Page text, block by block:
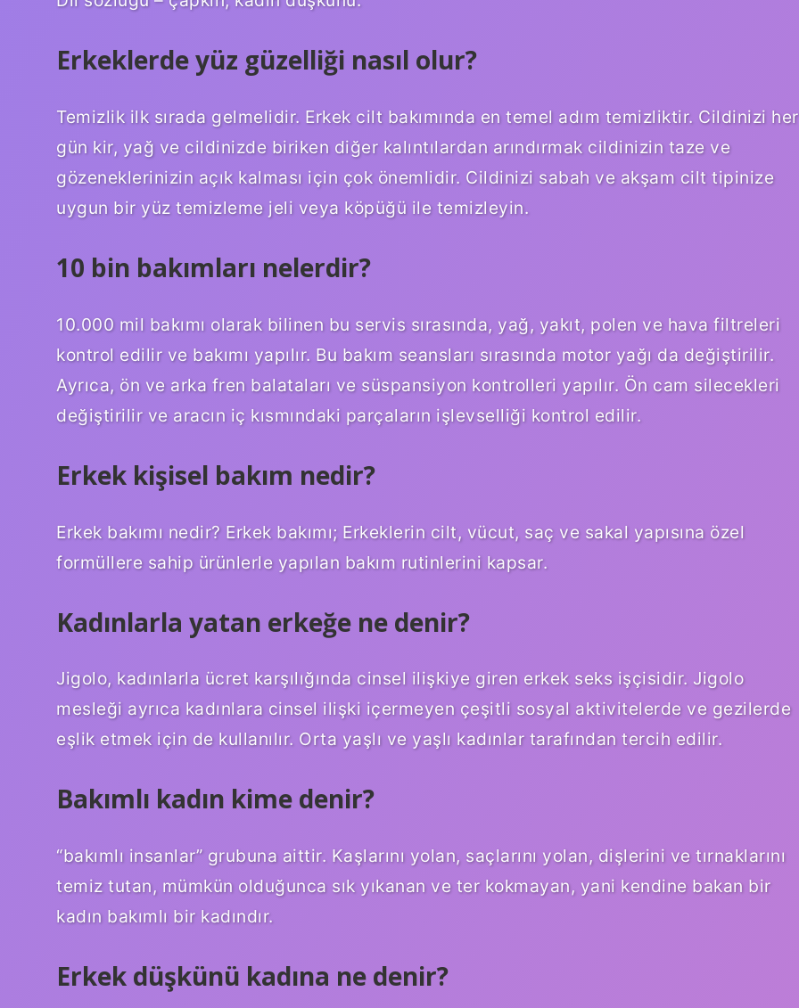
Erkeklerde yüz güzelliği nasıl olur?
Temizlik ilk sırada gelmelidir. Erkek cilt bakımında en temel adım temizliktir. Cildinizi her
gün kir, yağ ve cildinizde biriken diğer kalıntılardan arındırmak cildinizin taze ve
gözeneklerinizin açık kalması için çok önemlidir. Cildinizi sabah ve akşam cilt tipinize
uygun bir yüz temizleme jeli veya köpüğü ile temizleyin.
10 bin bakımları nelerdir?
10.000 mil bakımı olarak bilinen bu servis sırasında, yağ, yakıt, polen ve hava filtreleri
kontrol edilir ve bakımı yapılır. Bu bakım seansları sırasında motor yağı da değiştirilir.
Ayrıca, ön ve arka fren balataları ve süspansiyon kontrolleri yapılır. Ön cam silecekleri
değiştirilir ve aracın iç kısmındaki parçaların işlevselliği kontrol edilir.
Erkek kişisel bakım nedir?
Erkek bakımı nedir? Erkek bakımı; Erkeklerin cilt, vücut, saç ve sakal yapısına özel
formüllere sahip ürünlerle yapılan bakım rutinlerini kapsar.
Kadınlarla yatan erkeğe ne denir?
Jigolo, kadınlarla ücret karşılığında cinsel ilişkiye giren erkek seks işçisidir. Jigolo
mesleği ayrıca kadınlara cinsel ilişki içermeyen çeşitli sosyal aktivitelerde ve gezilerde
eşlik etmek için de kullanılır. Orta yaşlı ve yaşlı kadınlar tarafından tercih edilir.
Bakımlı kadın kime denir?
“bakımlı insanlar” grubuna aittir. Kaşlarını yolan, saçlarını yolan, dişlerini ve tırnaklarını
temiz tutan, mümkün olduğunca sık yıkanan ve ter kokmayan, yani kendine bakan bir
kadın bakımlı bir kadındır.
Erkek düşkünü kadına ne denir?